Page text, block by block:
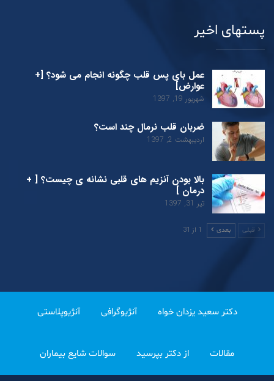
پستهای اخیر
عمل بای پس قلب چگونه انجام می شود؟ [+
عوارض]
شهریور 19, 1397
ضربان قلب نرمال چند است؟
اردیبهشت 2, 1397
بالا بودن آنزیم های قلبی نشانه ی چیست؟ [ +
درمان ]
تیر 31, 1397
قبلی بعدی 1 از 31
دکتر سعید یزدان خواه آنژیوگرافی آنژیوپلاستی
مقالات از دکتر بپرسید سوالات شایع بیماران